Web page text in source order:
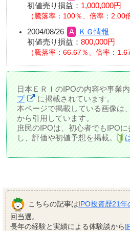
初値売り損益： 1,000,000円
騰落率：100％、倍率：2.00
2004/08/26
ＫＧ情報
初値売り損益： 800,000円
騰落率：66.67％、倍率：
日本ＥＲＩのIPOの内容や事業
プ
に掲載されています。
本ページで掲載している画像は
から引用しています。
庶民のIPOは、初心者でもIPO
し、評価や初値予想を掲載。
こちらの記事はIPO投資歴21年
回当選。
長年の経験と実績による体験談から